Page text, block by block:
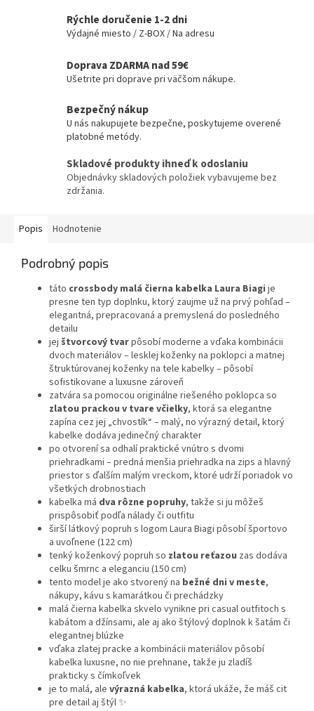
Rýchle doručenie 1-2 dni
Výdajné miesto / Z-BOX / Na adresu
Doprava ZDARMA nad 59€
Ušetrite pri doprave pri väčšom nákupe.
Bezpečný nákup
U nás nakupujete bezpečne, poskytujeme overené
platobné metódy.
Skladové produkty ihneď k odoslaniu
Objednávky skladových položiek vybavujeme bez
zdržania.
Popis Hodnotenie
Podrobný popis
táto crossbody malá čierna kabelka Laura Biagi je
presne ten typ doplnku, ktorý zaujme už na prvý pohľad –
elegantná, prepracovaná a premyslená do posledného
detailu
jej štvorcový tvarpôsobí moderne a vďaka kombinácii
dvoch materiálov – lesklej koženky na poklopci a matnej
štruktúrovanej koženky na tele kabelky – pôsobí
sofistikovane a luxusne zároveň
zatvára sa pomocou originálne riešeného poklopca so
zlatou prackou v tvare včielky, ktorá sa elegantne
zapína cez jej „chvostík“ – malý, no výrazný detail, ktorý
kabelke dodáva jedinečný charakter
po otvorení sa odhalí praktické vnútro s dvomi
priehradkami – predná menšia priehradka na zips a hlavný
priestor s ďalším malým vreckom, ktoré udrží poriadok vo
všetkých drobnostiach
kabelka má dva rôzne popruhy, takže si ju môžeš
prispôsobiť podľa nálady či outfitu
širší látkový popruh s logom Laura Biagi pôsobí športovo
a uvoľnene (122 cm)
tenký koženkový popruh so zlatou reťazou zas dodáva
celku šmrnc a eleganciu (150 cm)
tento model je ako stvorený na bežné dni v meste,
nákupy, kávu s kamarátkou či prechádzky
malá čierna kabelka skvelo vynikne pri casual outfitoch s
kabátom a džínsami, ale aj ako štýlový doplnok k šatám či
elegantnej blúzke
vďaka zlatej pracke a kombinácii materiálov pôsobí
kabelka luxusne, no nie prehnane, takže ju zladíš
prakticky s čímkoľvek
je to malá, ale výrazná kabelka, ktorá ukáže, že máš cit
pre detail aj štýl ✨